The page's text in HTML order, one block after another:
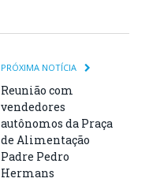
PRÓXIMA NOTÍCIA
Reunião com
vendedores
autônomos da Praça
de Alimentação
Padre Pedro
Hermans